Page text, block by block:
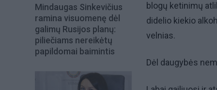
Mindaugas Sinkevičius
ramina visuomenę dėl
galimų Rusijos planų:
piliečiams nereikėtų
papildomai baimintis
blogų ketinimų
didelio kiekio
velnias.
Dėl daugybės